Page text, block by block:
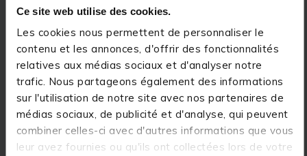
Ce site web utilise des cookies.
Les cookies nous permettent de personnaliser le
contenu et les annonces, d'offrir des fonctionnalités
relatives aux médias sociaux et d'analyser notre
trafic. Nous partageons également des informations
sur l'utilisation de notre site avec nos partenaires de
médias sociaux, de publicité et d'analyse, qui peuvent
combiner celles-ci avec d'autres informations que vous
leur avez fournies ou qu'ils ont collectées lors de votre
Etanche
Portée de 400m
Haut-parleur haute qualité "tru-tones" assurant un
son clair et parfait
Double LED haute visibilité
6 couleurs de LED ajustable
Réglage du volume , tonalité et sensibilité
Son touche retourdifférent
Réglage de l'intensité des leds
Avertisseur de batterie faible
Système anti-vol
Test de portée et de bonne réception